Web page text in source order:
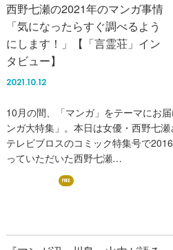
西野七瀬の2021年のマンガ事情
「気になったらすぐ調べるよう
にします！」【「言霊荘」イン
タビュー】
2021.10.12
10月の間、「マンガ」をテーマにお
ンガ大特集」。本日は女優・西野七
テレビブロスのコミック特集号で
っていただいた西野七瀬…
FREE